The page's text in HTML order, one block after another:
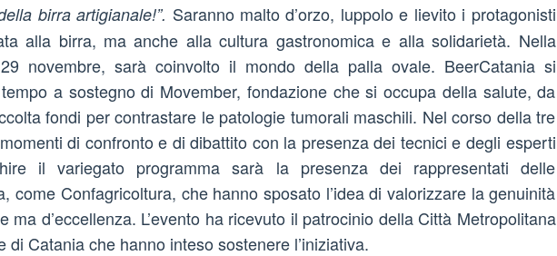
birra artigianale!”. Saranno malto d’orzo, luppolo e lievito i protagonisti
alla birra, ma anche alla cultura gastronomica e alla solidarietà. Nella
novembre, sarà coinvolto il mondo della palla ovale. BeerCatania si
a sostegno di Movember, fondazione che si occupa della salute, da
fondi per contrastare le patologie tumorali maschili. Nel corso della tre
di confronto e di dibattito con la presenza dei tecnici e degli esperti
il variegato programma sarà la presenza dei rappresentati delle
come Confagricoltura, che hanno sposato l’idea di valorizzare la genuinità
ma d’eccellenza. L’evento ha ricevuto il patrocinio della Città Metropolitana
di Catania che hanno inteso sostenere l’iniziativa.